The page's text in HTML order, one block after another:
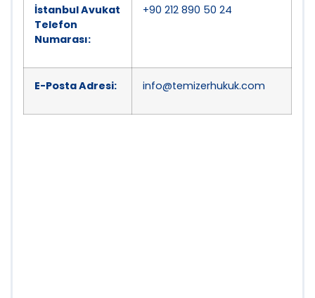
İstanbul Avukat
Telefon
Numarası:
+90 212 890 50 24
E-Posta Adresi: info@temizerhukuk.com